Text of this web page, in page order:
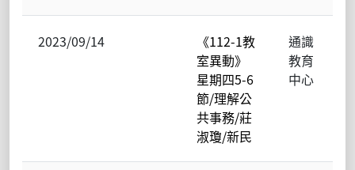
2023/09/14
《112-1教
室異動》
星期四5-6
節/理解公
共事務/莊
淑瓊/新民
通識
教育
中心